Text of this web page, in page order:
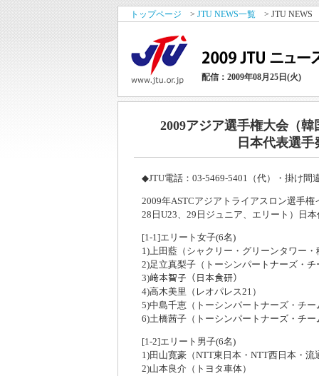
トップページ > JTU NEWS一覧 > JTU NEWS
配信：2009年08月25日(火)
2009アジア選手権大会（
日本代表選手
◆JTU電話：03-5469-5401（代）・掛け間
2009年ASTCアジアトライアスロン選手
28日U23、29日ジュニア、エリート）日
[1-1]エリート女子(6名)
1)上田藍（シャクリー・グリーンタワー
2)足立真梨子（トーシンパートナーズ・チ
3)﨑本智子（日本食研）
4)高木美里（レオパレス21）
5)中島千恵（トーシンパートナーズ・チー
6)土橋茜子（トーシンパートナーズ・チー
[1-2]エリート男子(6名)
1)田山寛豪（NTT東日本・NTT西日本・流
2)山本良介（トヨタ車体）